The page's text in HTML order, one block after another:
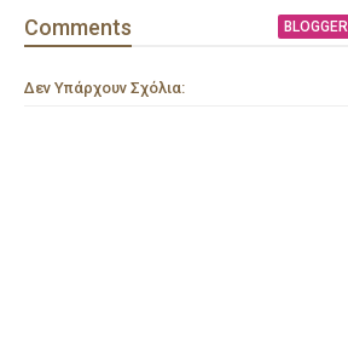
Comments BLOGGER
Δεν Υπάρχουν Σχόλια: